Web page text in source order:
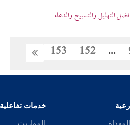
التهليل والتسبيح والدعاء
...
152
153
خدمات تفاعلية